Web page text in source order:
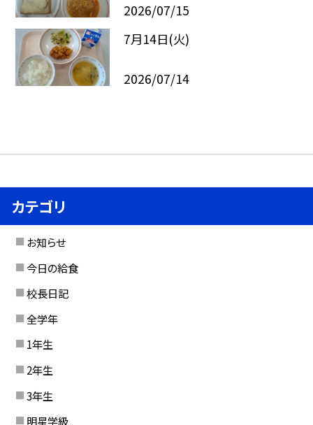
2026/07/15
7月14日(火)
2026/07/14
カテゴリ
お知らせ
今日の給食
校長日記
全学年
1年生
2年生
3年生
明星学級